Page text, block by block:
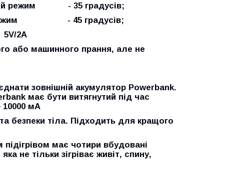
градусів;
градусів;
або машинного прання, але не
зовнішній акумулятор Powerbank.
має бути витягнутий під час
10000 мА
безпеки тіла. Підходить для кращого
має чотири вбудовані
не тільки зігріває живіт, спину,